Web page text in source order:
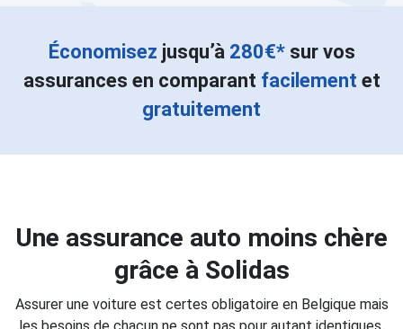
Économisez jusqu’à 280€*sur vos
assurances en comparant facilement et
gratuitement
Une assurance auto moins chère
grâce à Solidas
Assurer une voiture est certes obligatoire en Belgique mais